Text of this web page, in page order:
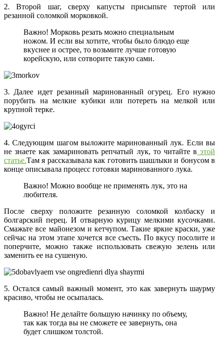
2. Второй шаг, сверху капусты присыпьте тертой или
резанной соломкой морковкой.
Важно! Морковь резать можно специальным
ножом. И если вы хотите, чтобы было блюдо еще
вкуснее и острее, то возьмите лучше готовую
корейскую, или сотворите такую сами.
3. Далее идет резанный маринованный огурец. Его нужно
порубить на мелкие кубики или потереть на мелкой или
крупной терке.
4. Следующим шагом выложите маринованный лук. Если вы
не знаете как замариновать репчатый лук, то читайте в этой
статье.Там я рассказывала как готовить шашлыки и бонусом в
конце описывала процесс готовки маринованного лука.
Важно! Можно вообще не применять лук, это на
любителя.
После сверху положите резанную соломкой колбаску и
болгарский перец. И отварную курицу мелкими кусочками.
Смажьте все майонезом и кетчупом. Такие яркие краски, уже
сейчас на этом этапе хочется все съесть. По вкусу посолите и
поперчите, можно также использовать свежую зелень или
заменить ее на сушеную.
5. Остался самый важный момент, это как завернуть шаурму
красиво, чтобы не осыпалась.
Важно! Не делайте большую начинку по объему,
так как тогда вы не сможете ее завернуть, она
будет слишком толстой.